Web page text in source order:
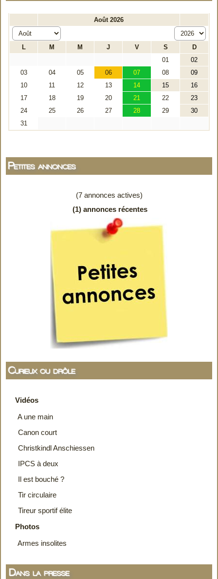
Petites annonces
(7 annonces actives)
(1) annonces récentes
Curieux ou drôle
Vidéos
A une main
Canon court
Christkindl Anschiessen
IPCS à deux
Il est bouché ?
Tir circulaire
Tireur sportif élite
Photos
Armes insolites
Dans la presse